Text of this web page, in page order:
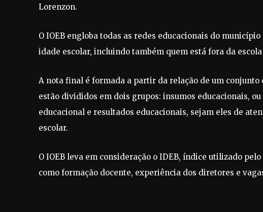
Lorenzon.
O IOEB engloba todas as redes educacionais do
idade escolar, incluindo também quem está fora da
A nota final é formada a partir da relação de um conjunto
estão divididos em dois grupos: insumos educacionais,
educacional e resultados educacionais, sejam eles de
escolar.
O IOEB leva em consideração o IDEB, índice utilizado
como formação docente, experiência dos diretores e